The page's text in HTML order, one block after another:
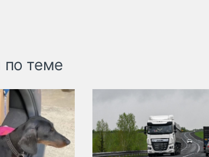
по теме